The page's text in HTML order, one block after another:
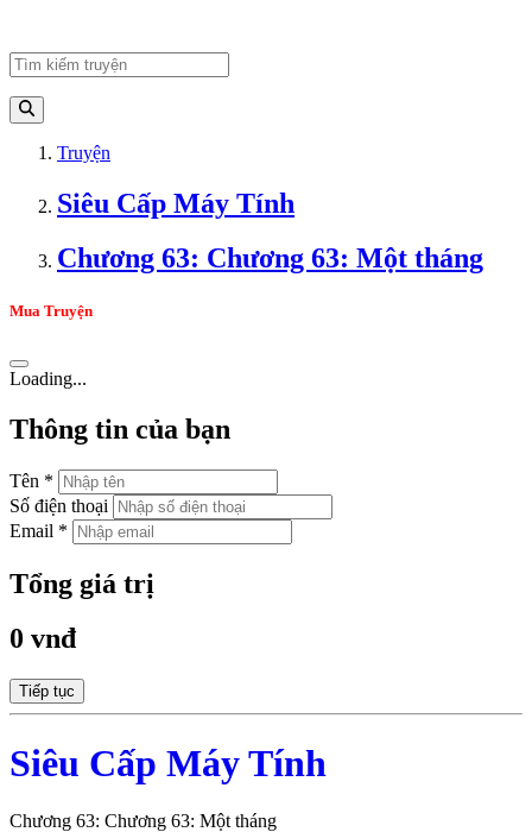
Truyện
Siêu Cấp Máy Tính
Chương 63: Chương 63: Một tháng
Mua Truyện
Loading...
Thông tin của bạn
Tên *
Số điện thoại
Email *
Tổng giá trị
0 vnđ
Tiếp tục
Siêu Cấp Máy Tính
Chương 63: Chương 63: Một tháng